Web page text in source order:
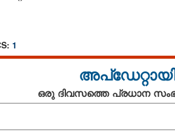
1
ഒരു ദിവസത്തെ പ്രധാന